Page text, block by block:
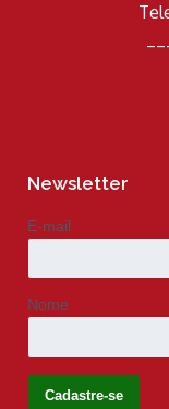
Newsletter
E-mail
Nome